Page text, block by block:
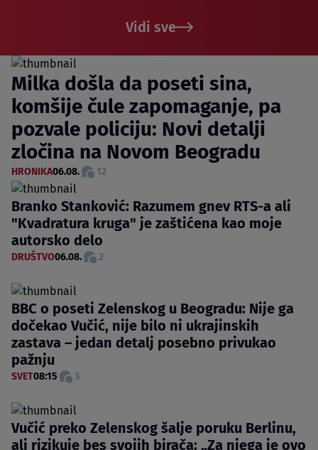
Vidi sve
Milka došla da poseti sina,
komšije čule zapomaganje, pa
pozvale policiju: Novi detalji
zločina na Novom Beogradu
HRONIKA06.08. 12
Branko Stanković: Razumem gnev RTS-a ali
"Kvadratura kruga" je zaštićena kao moje
autorsko delo
DRUŠTVO06.08. 2
BBC o poseti Zelenskog u Beogradu: Nije ga
dočekao Vučić, nije bilo ni ukrajinskih
zastava – jedan detalj posebno privukao
pažnju
SVET08:15 3
Vučić preko Zelenskog šalje poruku Berlinu,
ali rizikuje bes svojih birača: „Za njega je ovo